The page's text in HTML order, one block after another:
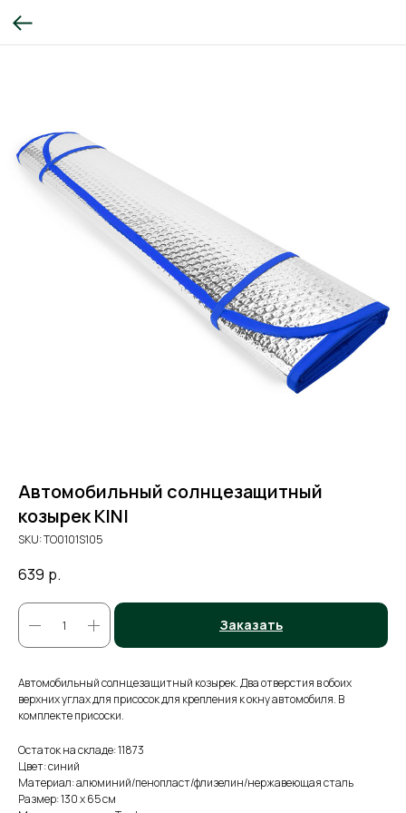
Автомобильный солнцезащитный
козырек KINI
SKU:TO0101S105
639 р.
Заказать
Автомобильный солнцезащитный козырек. Два отверстия в обоих
верхних углах для присосок для крепления к окну автомобиля. В
комплекте присоски.
Остаток на складе: 11873
Цвет: синий
Материал: алюминий/пенопласт/флизелин/нержавеющая сталь
Размер: 130 х 65 см